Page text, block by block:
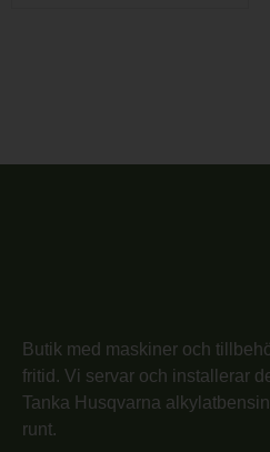
Butik med maskiner och
fritid. Vi servar och installerar
Tanka Husqvarna
runt.